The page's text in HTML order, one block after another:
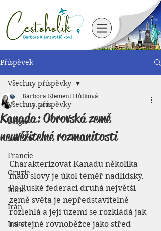
Příspěvek
Všechny příspěvky
Belgie
Dánsko
Francie
Gruzie
Indie
Írán
Irsko
Všechny příspěvky
Kanada: Obrovská země
neuvěřitelné rozmanitosti
Barbora Klement Hůlková
15. 6. 2016
Charakterizovat Kanadu několika
málo slovy je úkol téměř nadlidský.
Po Ruské federaci druhá největší
země světa je nepředstavitelně
rozlehlá a její území se rozkládá jak
na stejné rovnoběžce jako střed